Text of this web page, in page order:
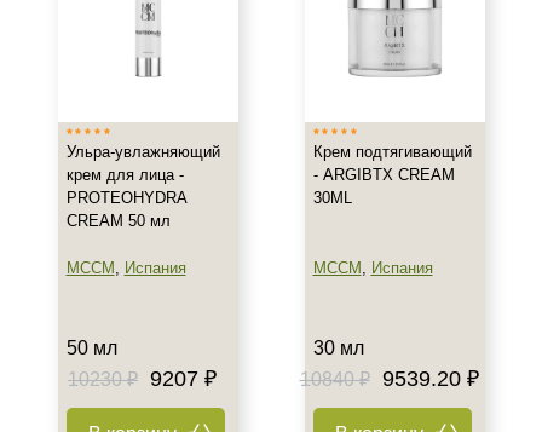
Ульра-увлажняющий
крем для лица -
PROTEOHYDRA
CREAM 50 мл
MCCM , Испания
50 мл
10230 ₽ 9207 ₽
Крем подтягивающий
- ARGIBTX CREAM
30ML
MCCM , Испания
30 мл
10840 ₽
9539.20 ₽